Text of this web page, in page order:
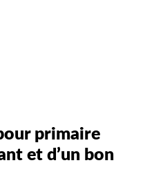
primaire
et d’un bon